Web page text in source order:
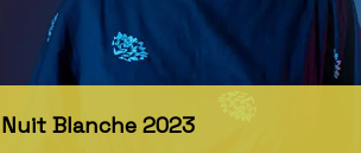
Nuit Blanche 2023